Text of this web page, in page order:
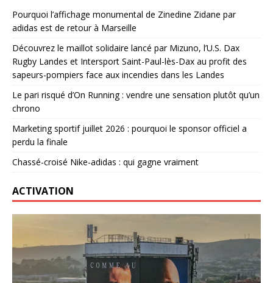
Pourquoi l’affichage monumental de Zinedine Zidane par
adidas est de retour à Marseille
Découvrez le maillot solidaire lancé par Mizuno, l’U.S. Dax
Rugby Landes et Intersport Saint-Paul-lès-Dax au profit des
sapeurs-pompiers face aux incendies dans les Landes
Le pari risqué d’On Running : vendre une sensation plutôt qu’un
chrono
Marketing sportif juillet 2026 : pourquoi le sponsor officiel a
perdu la finale
Chassé-croisé Nike-adidas : qui gagne vraiment
ACTIVATION